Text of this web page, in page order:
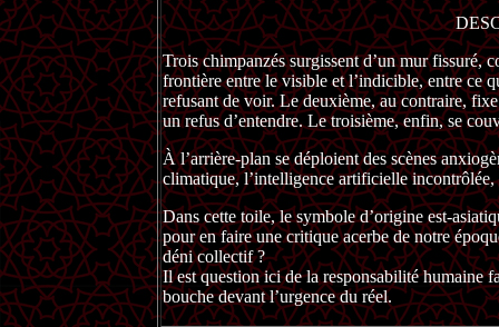
Trois chimpanzés surgissent d’un mur fissuré,
frontière entre le visible et l’indicible, entre ce
refusant de voir. Le deuxième, au contraire,
un refus d’entendre. Le troisième, enfin, se
À l’arrière-plan se déploient des scènes
climatique, l’intelligence artificielle incontrôlée,
Dans cette toile, le symbole d’origine est-
pour en faire une critique acerbe de notre
déni collectif ?
Il est question ici de la responsabilité humaine
bouche devant l’urgence du réel.